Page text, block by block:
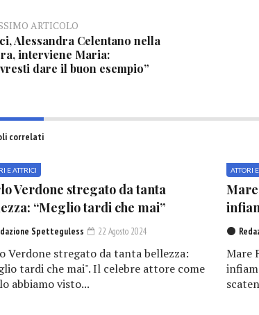
ARTICOLO
Alessandra Celentano nella
interviene Maria:
dare il buon esempio”
correlati
E ATTRICI
Verdone stregato da tanta
“Meglio tardi che mai”
Spetteguless 22 Agosto 2024
Verdone stregato da tanta bellezza:
tardi che mai". Il celebre attore come
abbiamo visto...
ATTORI
Mare